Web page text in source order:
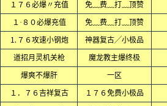
１７６必爆〃充值 免﹏费﹏打﹏顶赞
１·８０必爆充值 免﹏费﹏打﹏顶赞
⒈７６攻速小钢炮 神器复古╱小极品
道招月灵机关枪 魔龙教主爆终极
爆爽不爆肝 一区
１．７６吉祥复古 １７６免费小极品